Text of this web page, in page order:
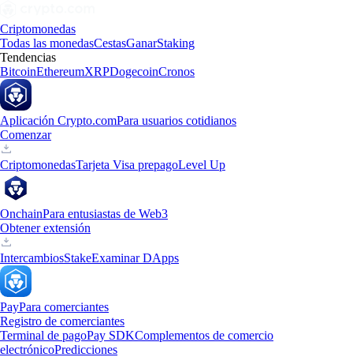
Criptomonedas
Todas las monedasCestasGanarStaking
Tendencias
BitcoinEthereumXRPDogecoinCronos
Aplicación Crypto.comPara usuarios cotidianos
Comenzar
CriptomonedasTarjeta Visa prepagoLevel Up
OnchainPara entusiastas de Web3
Obtener extensión
IntercambiosStakeExaminar DApps
PayPara comerciantes
Registro de comerciantes
Terminal de pagoPay SDKComplementos de comercio
electrónicoPredicciones